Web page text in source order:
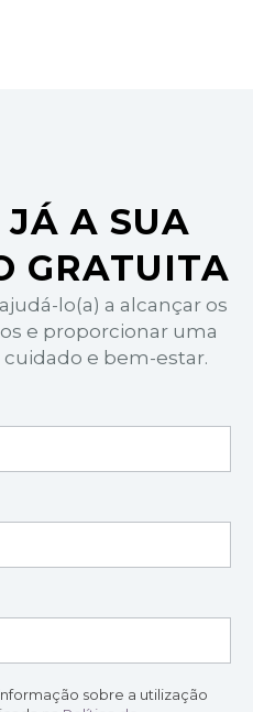
JÁ A SUA
GRATUITA
lo(a) a alcançar os
e proporcionar uma
e bem-estar.
sobre a utilização